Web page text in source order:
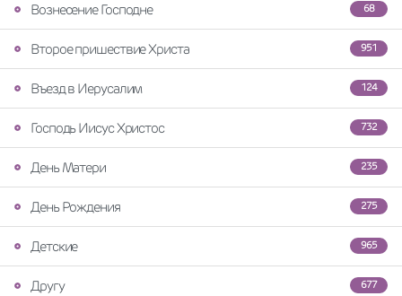
68
Вознесение Господне
951
Второе пришествие Христа
124
Въезд в Иерусалим
732
Господь Иисус Христос
235
День Матери
275
День Рождения
965
Детские
677
Другу